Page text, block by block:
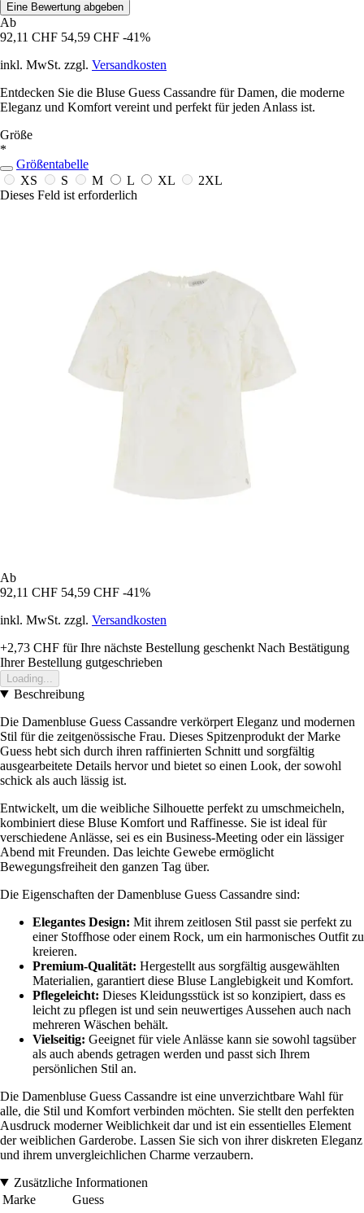
Eine Bewertung abgeben
Ab
92,11 CHF 54,59 CHF -41%
inkl. MwSt. zzgl. Versandkosten
Entdecken Sie die Bluse Guess Cassandre für Damen, die moderne
Eleganz und Komfort vereint und perfekt für jeden Anlass ist.
Größe
*
Größentabelle
XS
S M L XL
2XL
Dieses Feld ist erforderlich
Ab
92,11 CHF 54,59 CHF -41%
inkl. MwSt. zzgl. Versandkosten
+2,73 CHF für Ihre nächste Bestellung geschenkt Nach Bestätigung
Ihrer Bestellung gutgeschrieben
Loading...
Beschreibung
Die Damenbluse Guess Cassandre verkörpert Eleganz und modernen
Stil für die zeitgenössische Frau. Dieses Spitzenprodukt der Marke
Guess hebt sich durch ihren raffinierten Schnitt und sorgfältig
ausgearbeitete Details hervor und bietet so einen Look, der sowohl
schick als auch lässig ist.
Entwickelt, um die weibliche Silhouette perfekt zu umschmeicheln,
kombiniert diese Bluse Komfort und Raffinesse. Sie ist ideal für
verschiedene Anlässe, sei es ein Business-Meeting oder ein lässiger
Abend mit Freunden. Das leichte Gewebe ermöglicht
Bewegungsfreiheit den ganzen Tag über.
Die Eigenschaften der Damenbluse Guess Cassandre sind:
Elegantes Design: Mit ihrem zeitlosen Stil passt sie perfekt zu
einer Stoffhose oder einem Rock, um ein harmonisches Outfit zu
kreieren.
Premium-Qualität: Hergestellt aus sorgfältig ausgewählten
Materialien, garantiert diese Bluse Langlebigkeit und Komfort.
Pflegeleicht: Dieses Kleidungsstück ist so konzipiert, dass es
leicht zu pflegen ist und sein neuwertiges Aussehen auch nach
mehreren Wäschen behält.
Vielseitig: Geeignet für viele Anlässe kann sie sowohl tagsüber
als auch abends getragen werden und passt sich Ihrem
persönlichen Stil an.
Die Damenbluse Guess Cassandre ist eine unverzichtbare Wahl für
alle, die Stil und Komfort verbinden möchten. Sie stellt den perfekten
Ausdruck moderner Weiblichkeit dar und ist ein essentielles Element
der weiblichen Garderobe. Lassen Sie sich von ihrer diskreten Eleganz
und ihrem unvergleichlichen Charme verzaubern.
Zusätzliche Informationen
Marke
Guess